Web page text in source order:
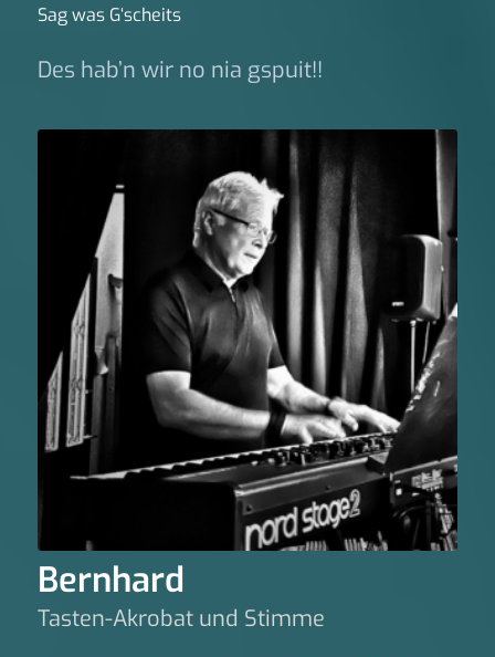
Sag was G‘scheits
Des hab’n wir no nia gspuit!!
Bernhard
Tasten-Akrobat und Stimme